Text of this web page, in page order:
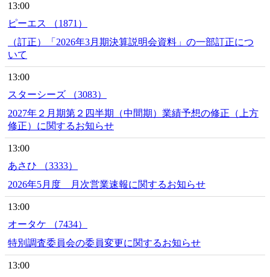
13:00
ピーエス （1871）
（訂正）「2026年3月期決算説明会資料」の一部訂正につ
いて
13:00
スターシーズ （3083）
2027年２月期第２四半期（中間期）業績予想の修正（上方
修正）に関するお知らせ
13:00
あさひ （3333）
2026年5月度 月次営業速報に関するお知らせ
13:00
オータケ （7434）
特別調査委員会の委員変更に関するお知らせ
13:00